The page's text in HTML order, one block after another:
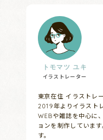
トモマツ ユキ
イラストレーター
東京在住 イラストレ
2019年よりイラスト
WEBや雑誌を中心に
ョンを制作していま
す。